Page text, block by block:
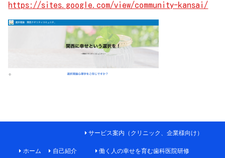
https://sites.google.com/view/community-kansai/
ホーム 自己紹介
サービス案内（クリニック、企業様向け）
働く人の幸せを育む歯科医院研修